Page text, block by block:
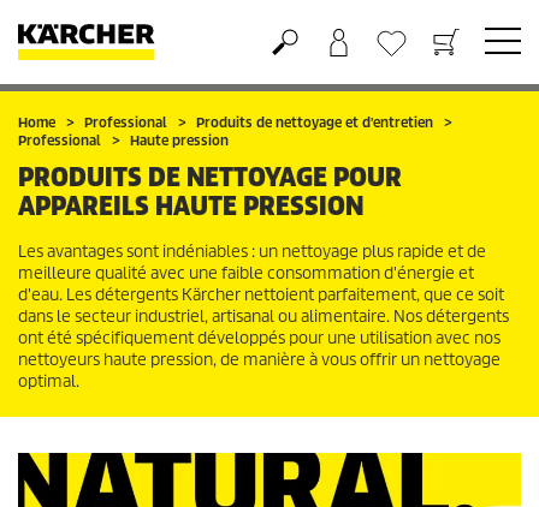
Panier
Mes Favoris
Home Professional
Produits de nettoyage et d'entretien
Professional
Haute pression
PRODUITS DE NETTOYAGE POUR
APPAREILS HAUTE PRESSION
Les avantages sont indéniables : un nettoyage plus rapide et de
meilleure qualité avec une faible consommation d'énergie et
d'eau. Les détergents Kärcher nettoient parfaitement, que ce soit
dans le secteur industriel, artisanal ou alimentaire. Nos détergents
ont été spécifiquement développés pour une utilisation avec nos
nettoyeurs haute pression, de manière à vous offrir un nettoyage
optimal.